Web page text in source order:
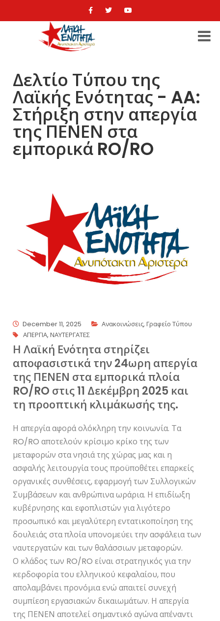
Δελτίο Τύπου της
Λαϊκής Ενότητας - AA:
Στήριξη στην απεργία
της ΠΕΝΕΝ στα
εμπορικά RO/RO
December 11, 2025 Ανακοινώσεις,Γραφείο Τύπου
ΑΠΕΡΓΙΑ,ΝΑΥΤΕΡΓΑΤΕΣ
Η Λαϊκή Ενότητα στηρίζει
αποφασιστικά την 24ωρη απεργία
της ΠΕΝΕΝ στα εμπορικά πλοία
RO/RO στις 11 Δεκέμβρη 2025 και
τη προοπτική κλιμάκωσής της.
Η απεργία αφορά ολόκληρη την κοινωνία. Τα
RO/RO αποτελούν κρίσιμο κρίκο της των
μεταφορών στα νησιά της χώρας μας και η
ασφαλής λειτουργία τους προϋποθέτει επαρκείς
οργανικές συνθέσεις, εφαρμογή των Συλλογικών
Συμβάσεων και ανθρώπινα ωράρια. Η επιδίωξη
κυβέρνησης και εφοπλιστών για λιγότερο
προσωπικό και μεγαλύτερη εντατικοποίηση της
δουλειάς στα πλοία υπονομεύει την ασφάλεια των
ναυτεργατών και των θαλάσσιων μεταφορών.
Ο κλάδος των RO/RO είναι στρατηγικός για την
κερδοφορία του ελληνικού κεφαλαίου, που
απολαμβάνει προνόμια ενώ απαιτεί συνεχή
συμπίεση εργασιακών δικαιωμάτων. Η απεργία
της ΠΕΝΕΝ αποτελεί σημαντικό αγώνα απέναντι